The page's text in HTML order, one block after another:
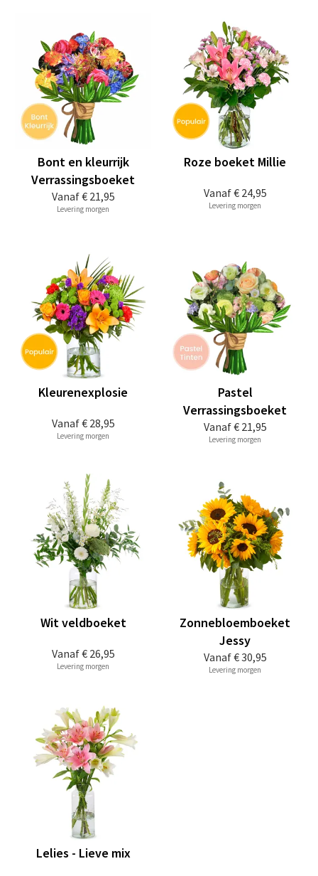
Vanaf€ 21,95
Bont en kleurrijk
Verrassingsboeket
Levering morgen
Vanaf€ 24,95
Roze boeket Millie
Levering morgen
Vanaf€ 28,95
Kleurenexplosie
Levering morgen
Vanaf€ 21,95
Pastel
Verrassingsboeket
Levering morgen
Vanaf€ 26,95
Wit veldboeket
Levering morgen
Vanaf€ 30,95
Zonnebloemboeket
Jessy
Levering morgen
Lelies - Lieve mix